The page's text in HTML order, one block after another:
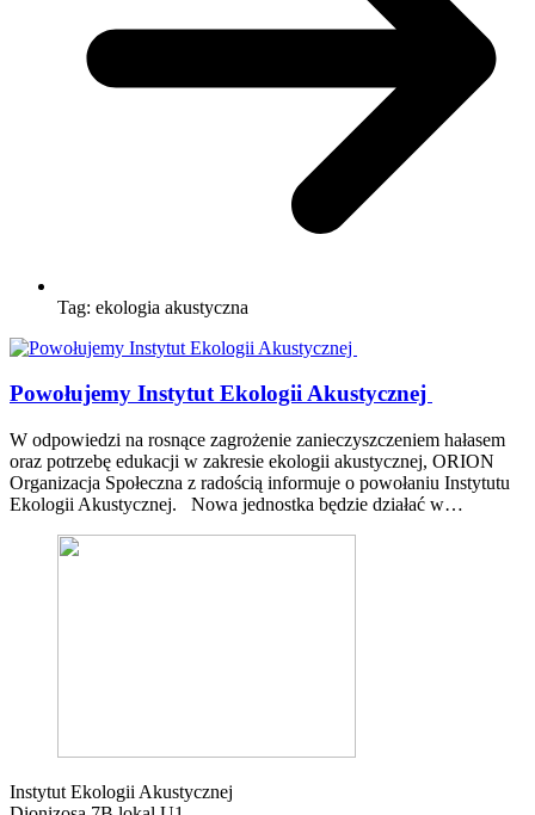
Tag: ekologia akustyczna
Powołujemy Instytut Ekologii Akustycznej
W odpowiedzi na rosnące zagrożenie zanieczyszczeniem hałasem
oraz potrzebę edukacji w zakresie ekologii akustycznej, ORION
Organizacja Społeczna z radością informuje o powołaniu Instytutu
Ekologii Akustycznej. Nowa jednostka będzie działać w…
Instytut Ekologii Akustycznej